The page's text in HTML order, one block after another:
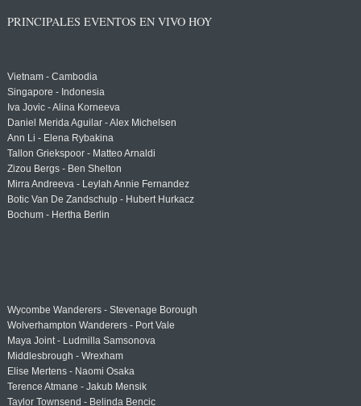
PRINCIPALES EVENTOS EN VIVO HOY
Vietnam - Cambodia
Singapore - Indonesia
Iva Jovic - Alina Korneeva
Daniel Merida Aguilar - Alex Michelsen
Ann Li - Elena Rybakina
Tallon Griekspoor - Matteo Arnaldi
Zizou Bergs - Ben Shelton
Mirra Andreeva - Leylah Annie Fernandez
Botic Van De Zandschulp - Hubert Hurkacz
Bochum - Hertha Berlin
Wycombe Wanderers - Stevenage Borough
Wolverhampton Wanderers - Port Vale
Maya Joint - Ludmilla Samsonova
Middlesbrough - Wrexham
Elise Mertens - Naomi Osaka
Terence Atmane - Jakub Mensik
Taylor Townsend - Belinda Bencic